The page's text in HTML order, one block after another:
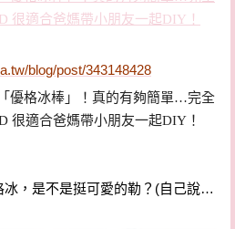
blog/post/343148428
，是不是挺可愛的勒？(自己說…